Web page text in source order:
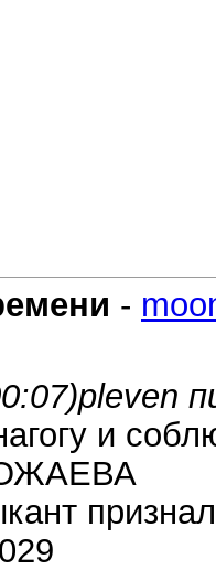
-
pleven
и